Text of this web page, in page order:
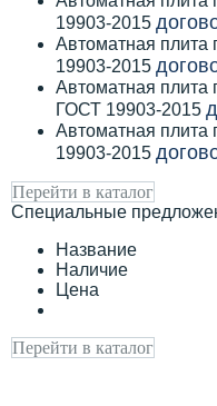
19903-2015
Автоматная плита
19903-2015
Автоматная плита
ГОСТ 19903-2015
Автоматная плита
19903-2015
Перейти в каталог
Специальные
Название
Наличие
Цена
Перейти в каталог